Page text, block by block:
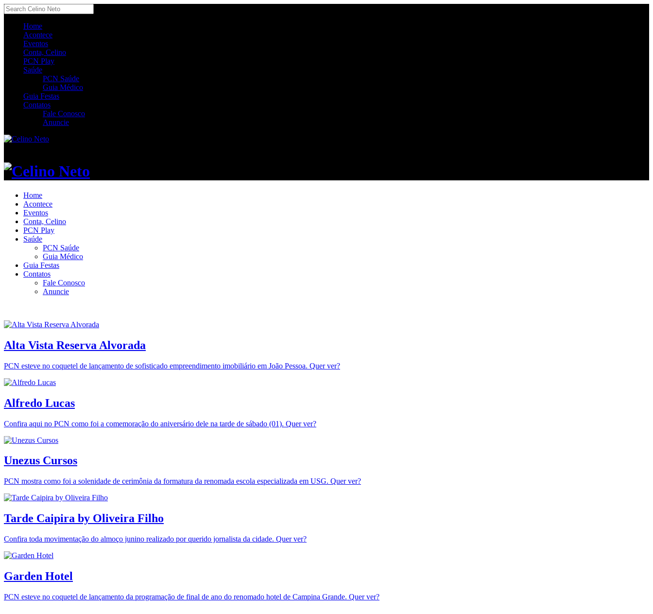
Home
Acontece
Eventos
Conta, Celino
PCN Play
Saúde
PCN Saúde
Guia Médico
Guia Festas
Contatos
Fale Conosco
Anuncie
Home
Acontece
Eventos
Conta, Celino
PCN Play
Saúde
PCN Saúde
Guia Médico
Guia Festas
Contatos
Fale Conosco
Anuncie
Alta Vista Reserva Alvorada
PCN esteve no coquetel de lançamento de sofisticado empreendimento imobiliário em João Pessoa. Quer ver?
Alfredo Lucas
Confira aqui no PCN como foi a comemoração do aniversário dele na tarde de sábado (01). Quer ver?
Unezus Cursos
PCN mostra como foi a solenidade de cerimônia da formatura da renomada escola especializada em USG. Quer ver?
Tarde Caipira by Oliveira Filho
Confira toda movimentação do almoço junino realizado por querido jornalista da cidade. Quer ver?
Garden Hotel
PCN esteve no coquetel de lançamento da programação de final de ano do renomado hotel de Campina Grande. Quer ver?